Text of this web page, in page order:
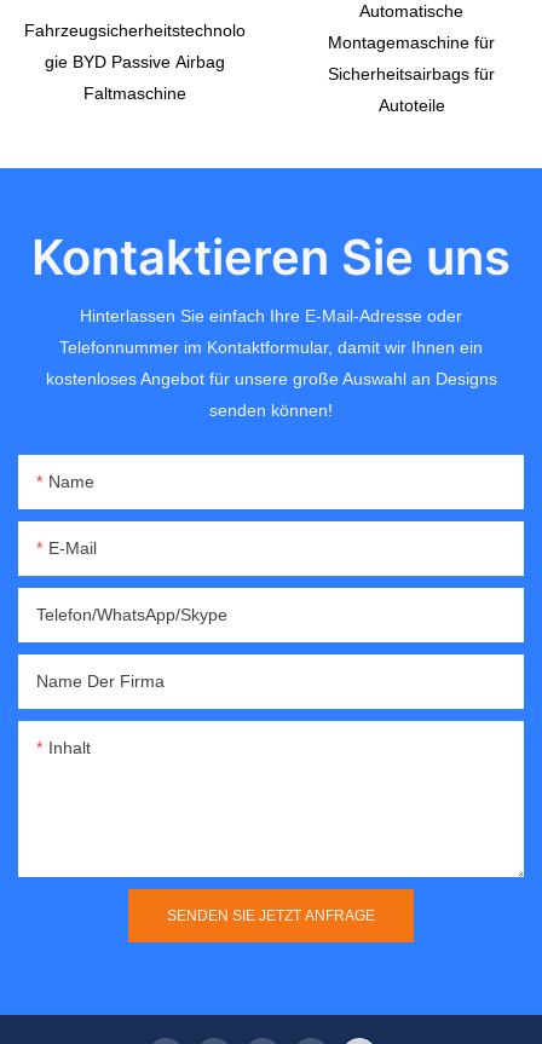
Fahrzeugsicherheitstechnolo
gie BYD Passive Airbag
Faltmaschine
Automatische
Montagemaschine für
Sicherheitsairbags für
Autoteile
Kontaktieren Sie uns
Hinterlassen Sie einfach Ihre E-Mail-Adresse oder
Telefonnummer im Kontaktformular, damit wir Ihnen ein
kostenloses Angebot für unsere große Auswahl an Designs
senden können!
Name
E-Mail
Telefon/WhatsApp/Skype
Name Der Firma
Inhalt
SENDEN SIE JETZT ANFRAGE